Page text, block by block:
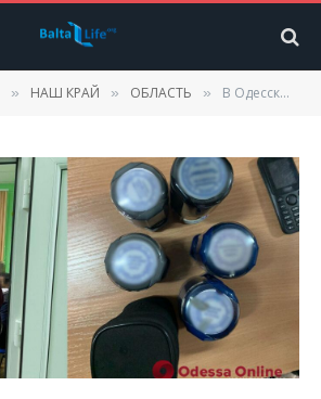
» НАШ КРАЙ » ОБЛАСТЬ » В Одесской области председатели двух сельсоветов разворовывали бюджетные деньги на детском питании